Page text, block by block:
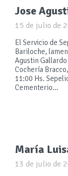
Jose
15 de julio de
El Servicio de
Bariloche,
Agustin
Cochería
11:00 Hs.
Cementerio…
María
13 de julio de